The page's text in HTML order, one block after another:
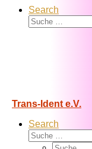
Search
Suche
Trans-Ident e.V.
Search
Suche
Suche